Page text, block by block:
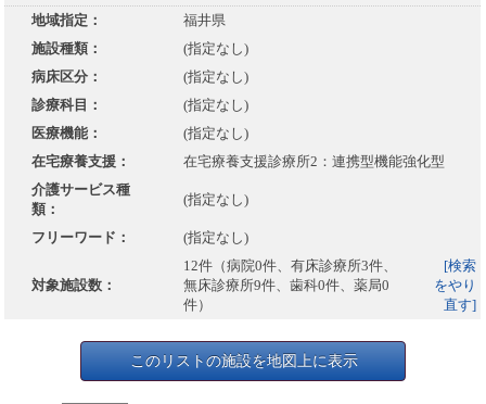
地域指定：
福井県
施設種類：
(指定なし)
病床区分：
(指定なし)
診療科目：
(指定なし)
医療機能：
(指定なし)
在宅療養支援：
在宅療養支援診療所2：連携型機能強化型
介護サービス種
類：
(指定なし)
フリーワード： (指定なし)
対象施設数：
12件（病院0件、有床診療所3件、
無床診療所9件、歯科0件、薬局0
件）
[検索
をやり
直す]
このリストの施設を地図上に表示